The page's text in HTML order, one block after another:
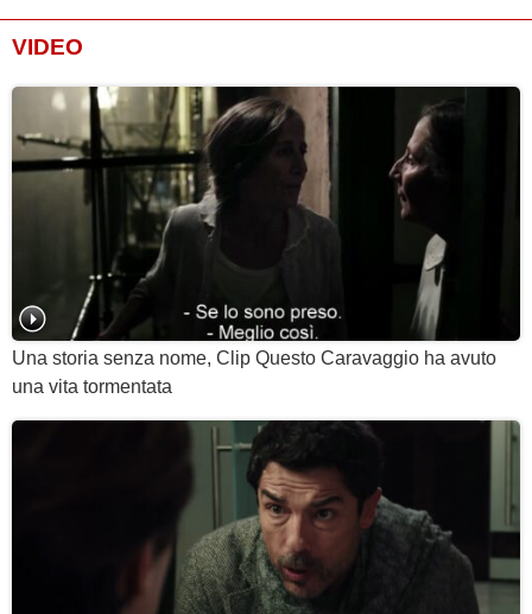
VIDEO
Una storia senza nome, Clip Questo Caravaggio ha avuto
una vita tormentata